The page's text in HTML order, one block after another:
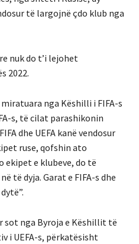
të largojnë çdo klub nga
nuk do t’i lejohet
2022.
nga Këshilli i FIFA-s
s, të cilat parashikonin
dhe UEFA kanë vendosur
ruse, qofshin ato
ekipet e klubeve, do të
të dyja. Garat e FIFA-s dhe
sot nga Byroja e Këshillit të
i UEFA-s, përkatësisht